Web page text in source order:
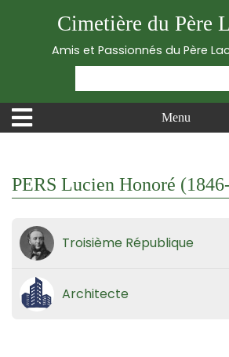
Cimetière du Père
Amis et Passionnés du Père
Menu
PERS Lucien Honoré
Troisième République
Architecte